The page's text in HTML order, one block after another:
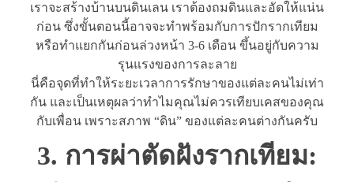
เราจะสร้างบ้านบนดินเลน เราต้องถมดินและอัดให้แน่น
ก่อน ซึ่งขั้นตอนนี้อาจจะทำพร้อมกับการปักรากเทียม
หรือทำแยกกันก่อนล่วงหน้า 3-6 เดือน ขึ้นอยู่กับความ
รุนแรงของการละลาย
นี่คือจุดที่ทำให้ระยะเวลาการรักษาของแต่ละคนไม่เท่า
กัน และเป็นเหตุผลว่าทำไมคุณไม่ควรเทียบเคสของคุณ
กับเพื่อน เพราะสภาพ “ดิน” ของแต่ละคนต่างกันครับ
3. การผ่าตัดฝังรากเทียม: